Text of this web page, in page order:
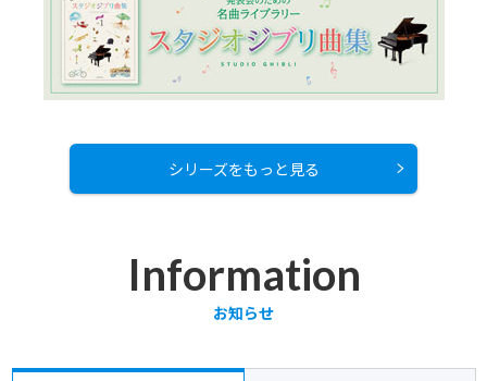
シリーズをもっと見る
Information
お知らせ